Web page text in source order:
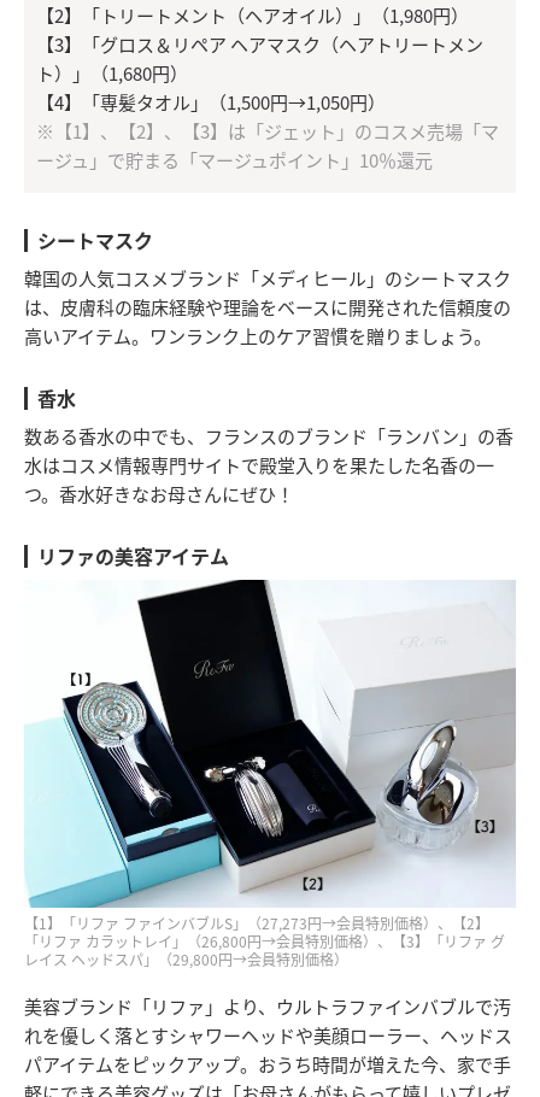
【2】「トリートメント（ヘアオイル）」（1,980円）
【3】「グロス＆リペア ヘアマスク（ヘアトリートメン
ト）」（1,680円）
【4】「専髪タオル」（1,500円→1,050円）
※【1】、【2】、【3】は「ジェット」のコスメ売場「マ
ージュ」で貯まる「マージュポイント」10％還元
シートマスク
韓国の人気コスメブランド「メディヒール」のシートマスク
は、皮膚科の臨床経験や理論をベースに開発された信頼度の
高いアイテム。ワンランク上のケア習慣を贈りましょう。
香水
数ある香水の中でも、フランスのブランド「ランバン」の香
水はコスメ情報専門サイトで殿堂入りを果たした名香の一
つ。香水好きなお母さんにぜひ！
リファの美容アイテム
【1】「リファ ファインバブルS」（27,273円→会員特別価格）、【2】
「リファ カラットレイ」（26,800円→会員特別価格）、【3】「リファ グ
レイス ヘッドスパ」（29,800円→会員特別価格）
美容ブランド「リファ」より、ウルトラファインバブルで汚
れを優しく落とすシャワーヘッドや美顔ローラー、ヘッドス
パアイテムをピックアップ。おうち時間が増えた今、家で手